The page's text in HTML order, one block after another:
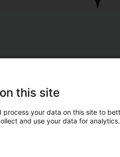
this site
process your data on this site to
and use your data for